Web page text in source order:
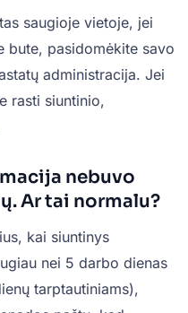
saugioje vietoje, jei
bute, pasidomėkite savo
administracija. Jei
rasti siuntinio,
nebuvo
Ar tai normalu?
kai siuntinys
nei 5 darbo dienas
tarptautiniams),